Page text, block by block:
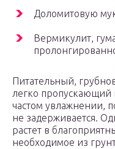
Доломитовую
Вермикулит,
Питательный,
легко пропускающий
частом увлажнении,
не задерживается.
растет в
необходимое из